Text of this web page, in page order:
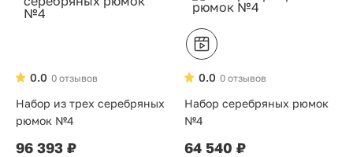
0 отзывов
0.0
Набор из трех серебряных
рюмок №4
96 393 ₽
0 отзывов
0.0
Набор серебряных рюмок
№4
64 540 ₽